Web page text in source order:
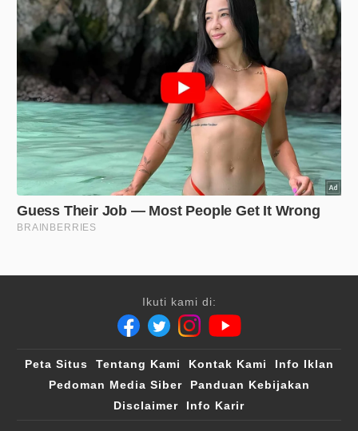
Ikuti kami di:
Peta Situs Tentang Kami Kontak Kami
Info Iklan
Pedoman Media Siber
Panduan Kebijakan
Disclaimer
Info Karir